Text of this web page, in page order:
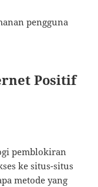
pengguna
Positif
pemblokiran
ke situs-situs
metode yang